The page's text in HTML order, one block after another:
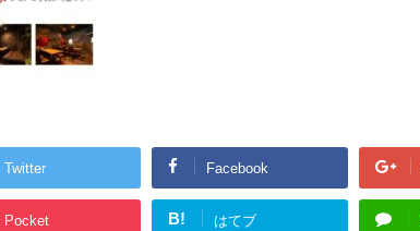
Twitter Facebook
Pocket B! はてブ